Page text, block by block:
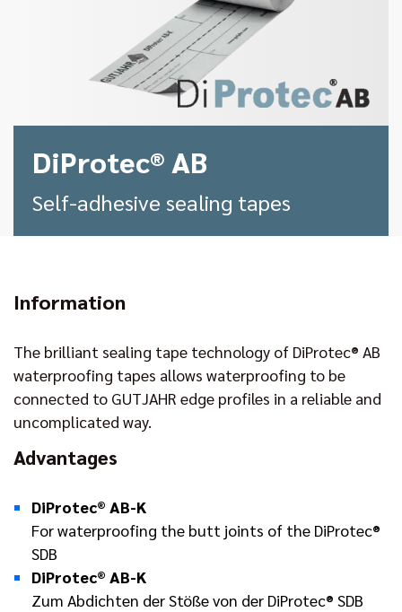
DiProtec® AB
Self-adhesive sealing tapes
Information
The brilliant sealing tape technology of DiProtec® AB
waterproofing tapes allows waterproofing to be
connected to GUTJAHR edge profiles in a reliable and
uncomplicated way.
Advantages
DiProtec® AB-K
For waterproofing the butt joints of the DiProtec®
SDB
DiProtec® AB-K
Zum Abdichten der Stöße von der DiProtec® SDB